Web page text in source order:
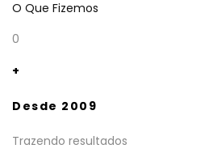
O Que Fizemos
0
+
Desde 2009
Trazendo resultados